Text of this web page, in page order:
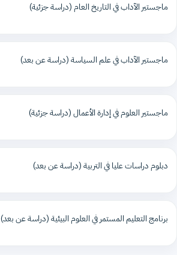
ماجستير الآداب في التاريخ العام (دراسة جزئية)
ماجستير الآداب في علم السياسة (دراسة عن بعد)
ماجستير العلوم في إدارة الأعمال (دراسة جزئية)
دبلوم دراسات عليا في التربية (دراسة عن بعد)
برنامج التعليم المستمر في العلوم البيئية (دراسة عن بعد)